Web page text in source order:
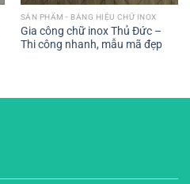
SẢN PHẨM - BẢNG HIỆU CHỮ INOX
Gia công chữ inox Thủ Đức –
Thi công nhanh, mẫu mã đẹp